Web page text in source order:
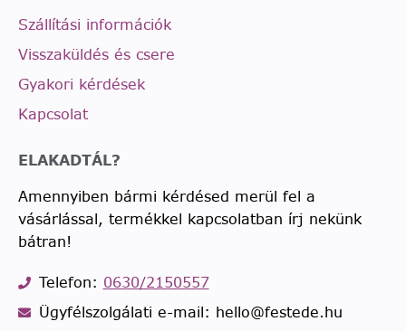
Szállítási információk
Visszaküldés és csere
Gyakori kérdések
Kapcsolat
ELAKADTÁL?
Amennyiben bármi kérdésed merül fel a
vásárlással, termékkel kapcsolatban írj nekünk
bátran!
Telefon: 0630/2150557
Ügyfélszolgálati e-mail: hello@festede.hu